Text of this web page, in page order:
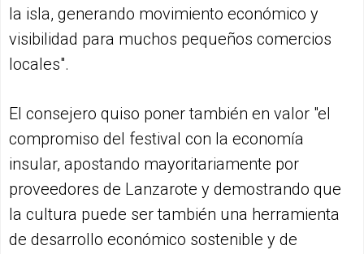
la isla, generando movimiento económico y
visibilidad para muchos pequeños comercios
locales".
El consejero quiso poner también en valor "el
compromiso del festival con la economía
insular, apostando mayoritariamente por
proveedores de Lanzarote y demostrando que
la cultura puede ser también una herramienta
de desarrollo económico sostenible y de